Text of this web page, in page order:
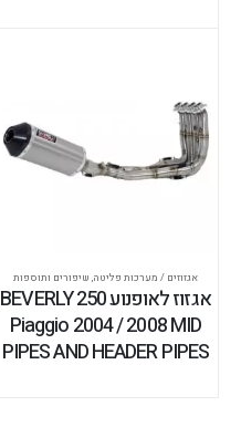
אגזוזים / מערכות פליטה, שיפורים ותוספות
אגזוז לאופנוע BEVERLY 250
Piaggio 2004 / 2008 MID
PIPES AND HEADER PIPES